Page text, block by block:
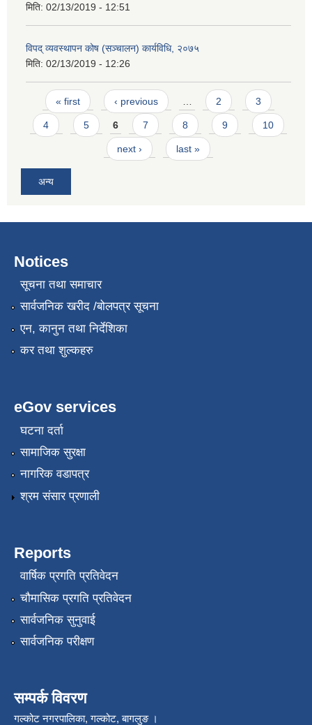
मिति: 02/13/2019 - 12:51
विपद् व्यवस्थापन कोष (सञ्चालन) कार्यविधि, २०७५
मिति: 02/13/2019 - 12:26
Pages
« first ‹ previous 2 3
4 5 6 7 8 9 10
next › last »
अन्य
Notices
सूचना तथा समाचार
सार्वजनिक खरीद /बोलपत्र सूचना
एन, कानुन तथा निर्देशिका
कर तथा शुल्कहरु
eGov services
घटना दर्ता
सामाजिक सुरक्षा
नागरिक वडापत्र
श्रम संसार प्रणाली
Reports
वार्षिक प्रगति प्रतिवेदन
चौमासिक प्रगति प्रतिवेदन
सार्वजनिक सुनुवाई
सार्वजनिक परीक्षण
सम्पर्क विवरण
गल्कोट नगरपालिका, गल्कोट, बागलुङ ।